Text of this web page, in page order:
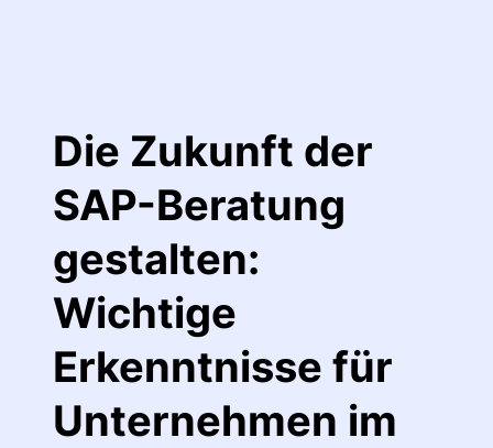
Die Zukunft der
SAP-Beratung
gestalten:
Wichtige
Erkenntnisse für
Unternehmen im